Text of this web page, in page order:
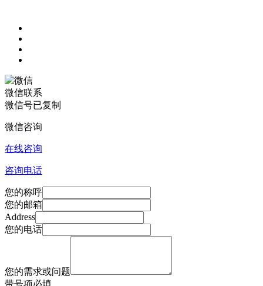
微信联系
微信号已复制
微信咨询
在线咨询
咨询电话
您的称呼
您的邮箱
Address
您的电话
您的需求或问题
带号项必填